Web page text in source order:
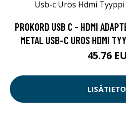
PROKORD USB C - HDMI
METAL USB-C UROS HDMI
45.76